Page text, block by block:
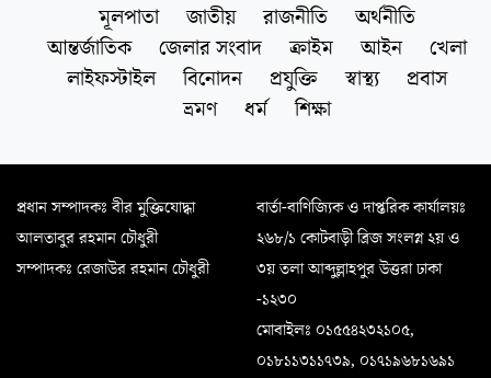
মূলপাতা জাতীয় রাজনীতি
অর্থনীতি
আন্তর্জাতিক
জেলার সংবাদ ক্রাইম আইন
খেলা
লাইফস্টাইল
বিনোদন প্রযুক্তি স্বাস্থ্য
প্রবাস
ভ্রমণ
ধর্ম শিক্ষা
প্রধান সম্পাদকঃ বীর মুক্তিযোদ্ধা
আলতাবুর রহমান চৌধুরী
সম্পাদকঃ রেজাউর রহমান চৌধুরী
বার্তা-বাণিজ্যিক ও দাপ্তরিক কার্যালয়ঃ
২৬৮/১ কোটবাড়ী ব্রিজ সংলগ্ন ২য় ও
৩য় তলা আব্দুল্লাহপুর উত্তরা ঢাকা
-১২৩০
মোবাইলঃ ০১৫৫৪২৩২১০৫,
০১৮১১৩১১৭৩৯, ০১৭১৯৬৮১৬৯১